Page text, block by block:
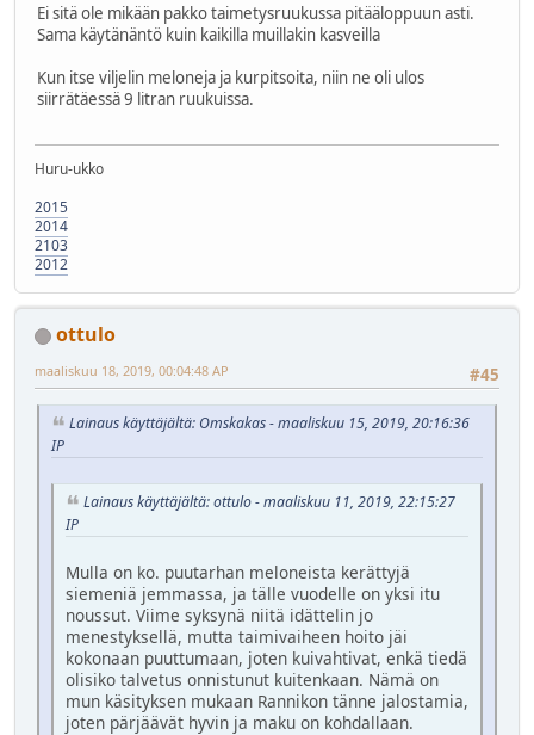
Ei sitä ole mikään pakko taimetysruukussa pitääloppuun asti.
Sama käytänäntö kuin kaikilla muillakin kasveilla
Kun itse viljelin meloneja ja kurpitsoita, niin ne oli ulos
siirrätäessä 9 litran ruukuissa.
Huru-ukko
2015
2014
2103
2012
ottulo
#45
maaliskuu 18, 2019, 00:04:48 AP
Lainaus käyttäjältä: Omskakas - maaliskuu 15, 2019, 20:16:36
IP
Lainaus käyttäjältä: ottulo - maaliskuu 11, 2019, 22:15:27
IP
Mulla on ko. puutarhan meloneista kerättyjä
siemeniä jemmassa, ja tälle vuodelle on yksi itu
noussut. Viime syksynä niitä idättelin jo
menestyksellä, mutta taimivaiheen hoito jäi
kokonaan puuttumaan, joten kuivahtivat, enkä tiedä
olisiko talvetus onnistunut kuitenkaan. Nämä on
mun käsityksen mukaan Rannikon tänne jalostamia,
joten pärjäävät hyvin ja maku on kohdallaan.